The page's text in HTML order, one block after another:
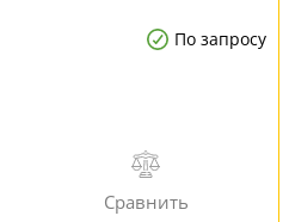
По запросу